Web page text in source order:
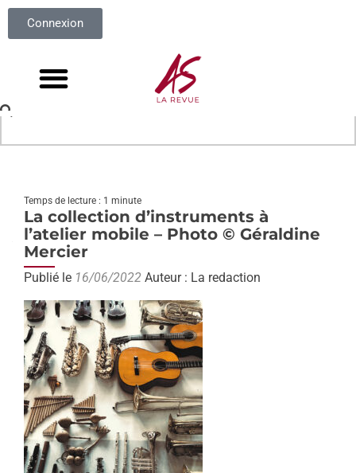
Connexion
Temps de lecture : 1 minute
La collection d’instruments à
l’atelier mobile – Photo © Géraldine
Mercier
Publié le 16/06/2022 Auteur : La redaction